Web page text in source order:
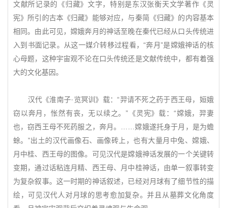
文献所记录的《归藏》文字，特别是东汉张衡天文学著作《灵
宪》所引的古本《归藏》能够对应，与秦简《归藏》的内容基本
相同。由此可见，嫦娥奔月的神话至晚在秦代已经从口头传统进
入到书面记录。从这一媒介转移过程看，“奔月”是嫦娥神话的核
心母题，这种宇宙观不论在口头传统还是文献传统中，都有着强
大的文化基因。
汉代《淮南子·览冥训》载：“羿请不死之药于西王母，姮娥
窃以奔月，怅然有丧，无以续之。”《灵宪》载：“嫦娥，羿妻
也，窃西王母不死药服之，奔月。……嫦娥遂托身于月，是为蟾
蜍。”出土的汉代画像石、画像砖上，也有大量月中兔、嫦娥、
月中桂、西王母的图像。可见汉代是嫦娥神话发展的一个关键转
变期，通过话粘连月精、西王母、月中桂神话，由单一叙事转变
为复杂叙事。这一时期的神话叙述，已经对月球有了细节性的描
绘，可见汉代人对月球的思考愈加复杂。并且从墓葬文化角度